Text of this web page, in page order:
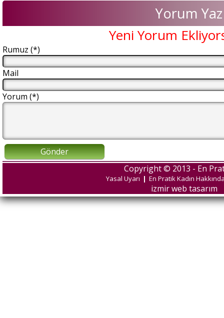
Yorum Yaz
Yeni Yorum
Rumuz (*)
Mail
Yorum (*)
Gönder
Copyright © 2013 - En
Yasal Uyarı | En Pratik Kadın
izmir web tasarım